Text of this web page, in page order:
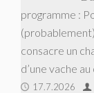
programme :
consacre un
d’une vache
17.7.2026